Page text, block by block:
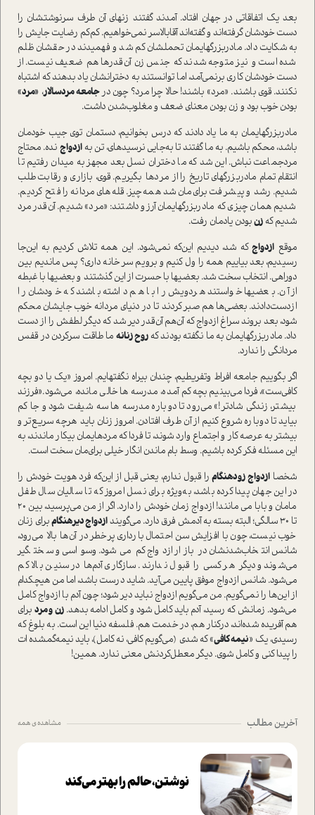
بعد یک اتفاقاتی در جهان افتاد. آمدند گفتند زنهای آن طرف سرنوشتشان را
دست خودشان گرفته‌اند و گفته‌اند آقابالاسر نمی‌خواهیم. کم‌کم رضایت جایش را
به شکایت داد. مادربزرگهایمان تحملشان کم شد و فهمیدند در حقشان ظلم
شده ا‌ست و نیز متوجه شدند که جنس زن آن‌قدرها هم ضعیف نیست. از
دست خودشان کاری برنمی‌آمد، اما توانستند به دخترانشان یاد بدهند که اشتباه
نکنند. قوی باشند. «مرد» باشند! حالا چرا مرد؟ چون درجامعه مردسالار، «مرد»
بودن خوب بود و زن بودن معنای ضعف و مغلوب‌شدن داشت.
مادربزرگهایمان به ما یاد دادند که درس بخوانیم، دستمان توی جیب خودمان
باشد، محکم باشیم. به ما گفتند تا به‌جایی نرسیدهای، تن بهازدواج نده. محتاج
مردجماعت نباش. این شد که ما دختران نسل بعد مجهز به میدان رفتیم تا
انتقام تمام مادربزرگهای تاریخ را از مردها بگیریم. قوی، بازاری و رقابت‌طلب
شدیم. رشد و پیشرفت برای‌مان شد همه‌چیز. قله‌های مردانه را فتح کردیم.
شدیم همان چیزی که مادربزرگهایمان آرزو داشتند: «مرد» شدیم. آن‌قدر مرد
شدیم که زنبودن یادمان رفت.
موقع ازدواجکه شد، دیدیم این‌که نمی‌شود. این همه تلاش کردیم به این‌جا
رسیدیم، بعد بیاییم همه را ول کنیم و برویم سر خانه داری؟ پس ماندیم بین
دوراهی. انتخاب سخت شد. بعضیها با حسرت از این گذشتند و بعضیها با غبطه
از آن. بعضیها خوا‌ستند هر‌دویش را با هم داشته باشند که خودشان را
از‌دست‌دادند. بعضی‌ها هم صبر کردند تا در دنیای مردانه خوب جایشان محکم
شود، بعد بروند سراغ ازدواج که آن‌هم آن‌قدر دیر شد که دیگر لطفش را از دست
داد. مادربزرگهایمان به ما نگفته بودند که روح زنانه ما طاقت سرکردن در قفس
مردانگی را ندارد.
اگر بگوییم جامعه افراط‌ وتفریطیم، چندان بیراه نگفتهایم. امروز «یک یا دو بچه
کافی‌ست»، فردا می‌بینیم بچه کم آمده، مدرسه ها خالی مانده، می‌شود.«فرزند
بیشتر، زندگی شادتر!» می‌رود تا دوباره مدرسه ها سه‌ شیفت شود و جا کم
بیاید تا دوباره شروع کنیم از آن طرف افتادن. امروز زنان باید هر‌چه سریع‌تر و
بیشتر به عرصه کار و اجتماع وارد شوند، تا فردا که مردهایمان بیکار ماندند، به
این مسئله فکر کرده باشیم. وسط بام ماندن انگار خیلی برای‌مان سخت ا‌ست.
شخصا ازدواج زودهنگامرا قبول ندارم، یعنی قبل از این‌که فرد هویت خودش را
در این جهان پیدا کرده باشد، به‌ویژه برای نسل امروز که تا سالیان سال طفل
مامان و بابا می مانند! ازدواج زمان خودش را دارد. اگر از من می‌پرسید، بین 20
تا 30 سالگی؛ البته بسته به آدمش فرق دارد. می‌گویند
ازدواج دیرهنگامبرای زنان
خوب نیست، چون با افزایش سن احتمال بارداری پرخطر در آن‌‎ها بالا می‌رود،
شانس انتخاب‌شدنشان در بازار ازدواج کم می‌شود. وسواسی و سختگیر
می‌شوند و دیگر هر کسی را قبول ندارند. سازگاری آدم‌ها در سنین بالا کم
می‌شود. شانس ازدواج موفق پایین می‌آید. شاید درست باشد، اما من هیچکدام
از این‌ها را نمی‌گویم. من می‌گویم ازدواج نباید دیر شود؛ چون آدم با ازدواج کامل
می‌شود. زمانش که رسید، آدم باید کامل شود و کامل ادامه بدهد.زن و مرد برای
هم آفریده شده‌اند، در‌کنار هم، در خدمت هم. فلسفه دنیا این ا‌ست. به بلوغ که
رسیدی، یک «نیمه کافی» که شدی (می‌گویم کافی، نه کامل)، باید نیمه‌گمشده ات
را پیدا کنی و کامل شوی. دیگر معطل‌کردنش معنی ندارد. همین!
آخرین مطالب مشاهده ی همه
نوشتن، حالم را بهتر می‌کند